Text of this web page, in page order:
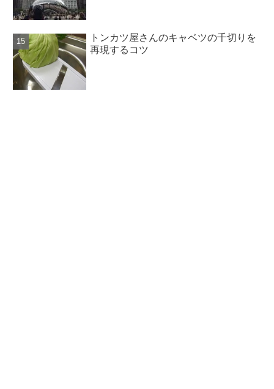
トンカツ屋さんのキャベツの千切りを
再現するコツ